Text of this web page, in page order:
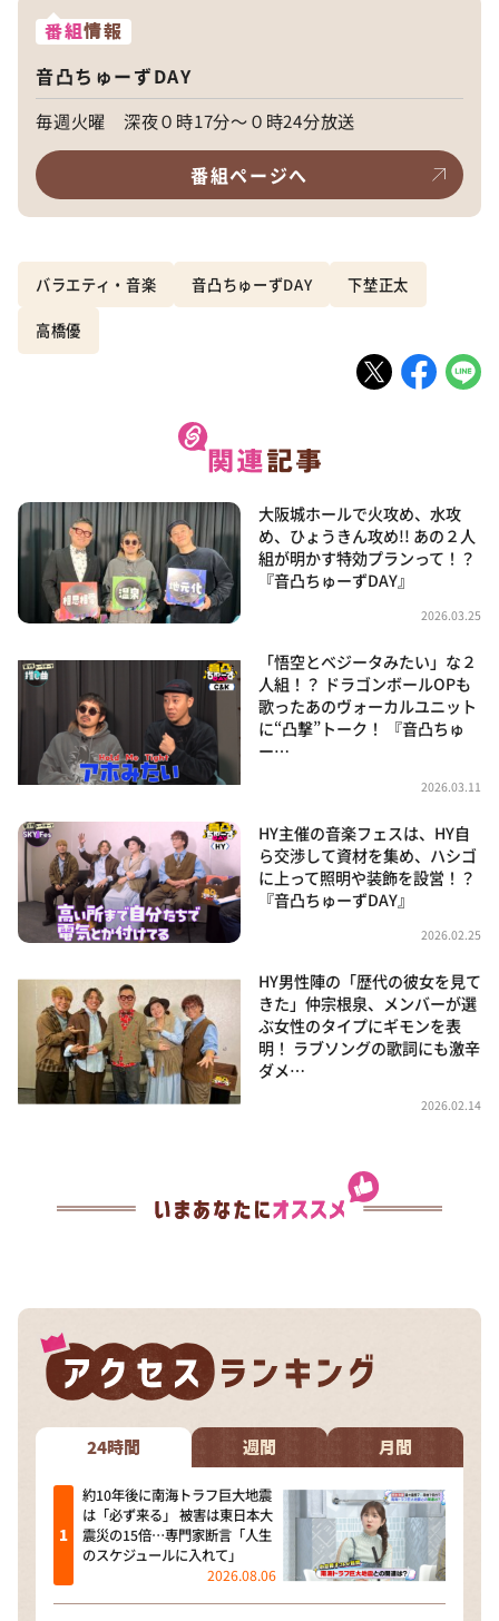
番組情報
音凸ちゅーずDAY
毎週火曜 深夜０時17分～０時24分放送
番組ページへ
バラエティ・音楽 音凸ちゅーずDAY 下埜正太
高橋優
大阪城ホールで火攻め、水攻
め、ひょうきん攻め!! あの２人
組が明かす特効プランって！？
『音凸ちゅーずDAY』
2026.03.25
「悟空とベジータみたい」な２
人組！？ ドラゴンボールOPも
歌ったあのヴォーカルユニット
に“凸撃”トーク！ 『音凸ちゅ
ー…
2026.03.11
HY主催の音楽フェスは、HY自
ら交渉して資材を集め、ハシゴ
に上って照明や装飾を設営！？
『音凸ちゅーずDAY』
2026.02.25
HY男性陣の「歴代の彼女を見て
きた」仲宗根泉、メンバーが選
ぶ女性のタイプにギモンを表
明！ ラブソングの歌詞にも激辛
ダメ…
2026.02.14
24時間 週間 月間
約10年後に南海トラフ巨大地震
は「必ず来る」 被害は東日本大
震災の15倍…専門家断言「人生
のスケジュールに入れて」
2026.08.06